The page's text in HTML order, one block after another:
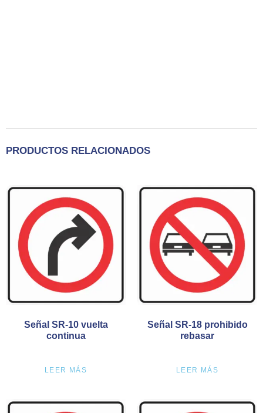
PRODUCTOS RELACIONADOS
Señal SR-10 vuelta
continua
LEER MÁS
Señal SR-18 prohibido
rebasar
LEER MÁS